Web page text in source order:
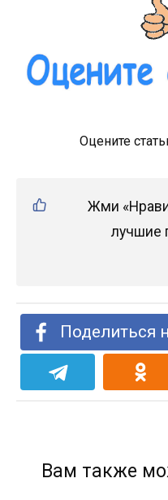
Оцените
Жми
лучшие
Поделиться
Вам также